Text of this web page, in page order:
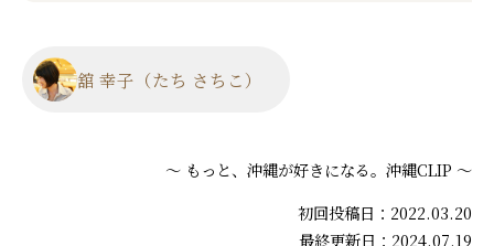
舘 幸子（たち さちこ）
～ もっと、沖縄が好きになる。沖縄CLIP ～
初回投稿日：2022.03.20
最終更新日：2024.07.19